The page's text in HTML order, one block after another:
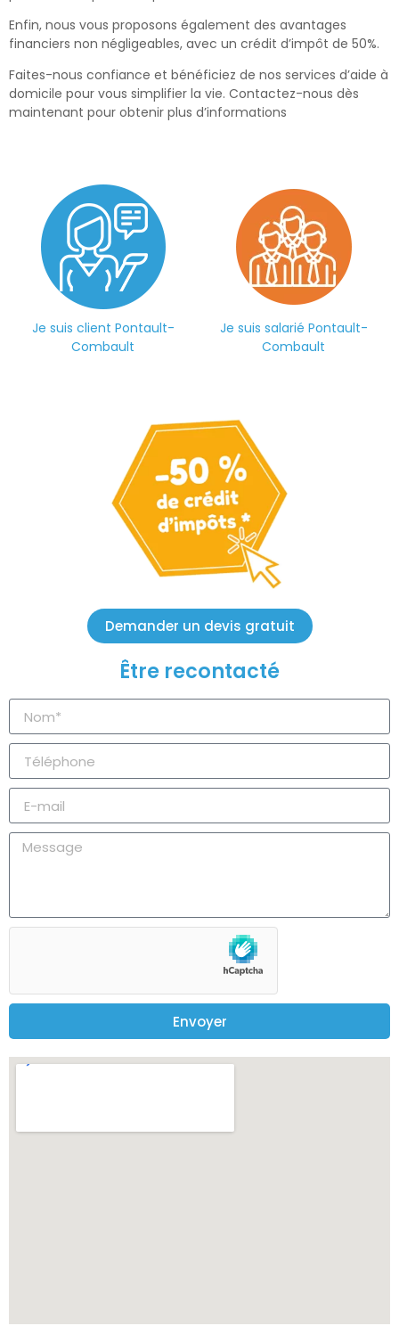
Enfin, nous vous proposons également des avantages
financiers non négligeables, avec un crédit d’impôt de 50%.
Faites-nous confiance et bénéficiez de nos services d’aide à
domicile pour vous simplifier la vie. Contactez-nous dès
maintenant pour obtenir plus d’informations
Je suis client Pontault-
Combault
Je suis salarié Pontault-
Combault
Demander un devis gratuit
Être recontacté
Envoyer